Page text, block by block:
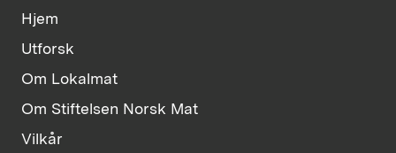
Hjem
Utforsk
Om Lokalmat
Om Stiftelsen Norsk Mat
Vilkår